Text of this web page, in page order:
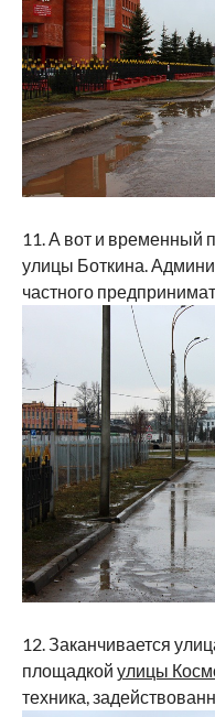
11. А вот и временный
улицы Боткина.
частного
12. Заканчивается
площадкой улицы
техника,